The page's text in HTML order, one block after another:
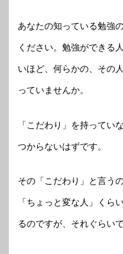
あなたの知っている勉強
ください。勉強ができる
いほど、何らかの、その
っていませんか。
「こだわり」を持ってい
つからないはずです。
その「こだわり」と言う
「ちょっと変な人」くら
るのですが、それぐらい